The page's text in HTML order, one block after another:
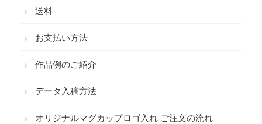
送料
お支払い方法
作品例のご紹介
データ入稿方法
オリジナルマグカップロゴ入れ ご注文の流れ